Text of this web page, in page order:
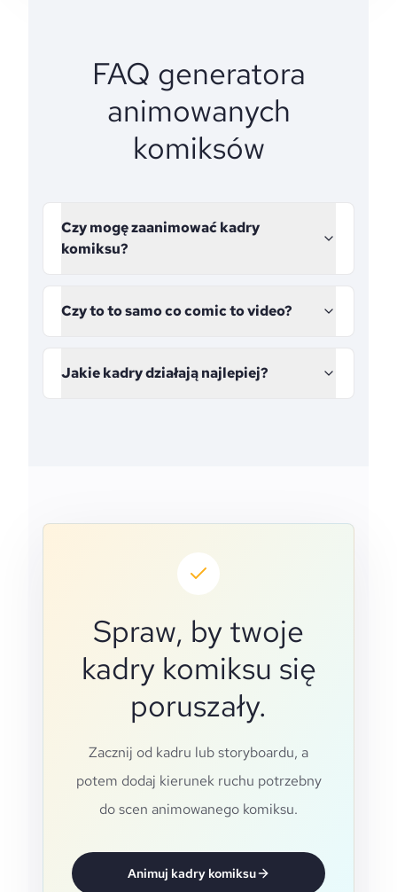
FAQ generatora
animowanych
komiksów
Czy mogę zaanimować kadry
komiksu?
Czy to to samo co comic to video?
Jakie kadry działają najlepiej?
Spraw, by twoje
kadry komiksu się
poruszały.
Zacznij od kadru lub storyboardu, a
potem dodaj kierunek ruchu potrzebny
do scen animowanego komiksu.
Animuj kadry komiksu